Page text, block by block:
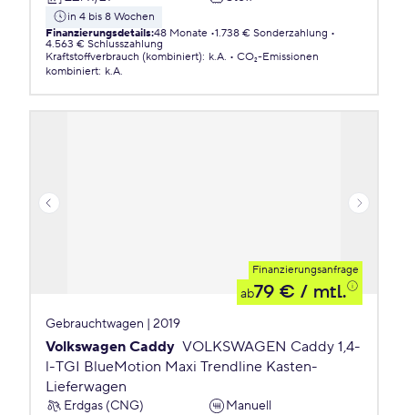
in 4 bis 8 Wochen
Finanzierungsdetails:48 Monate 1.738 € Sonderzahlung
4.563 € Schlusszahlung
Kraftstoffverbrauch (kombiniert): k.A.
CO₂-Emissionen
kombiniert: k.A.
Finanzierungsanfrage
ab79 € / mtl.
Gebrauchtwagen | 2019
Volkswagen Caddy VOLKSWAGEN Caddy 1,4-
l-TGI BlueMotion Maxi Trendline Kasten-
Lieferwagen
Erdgas (CNG)
Manuell